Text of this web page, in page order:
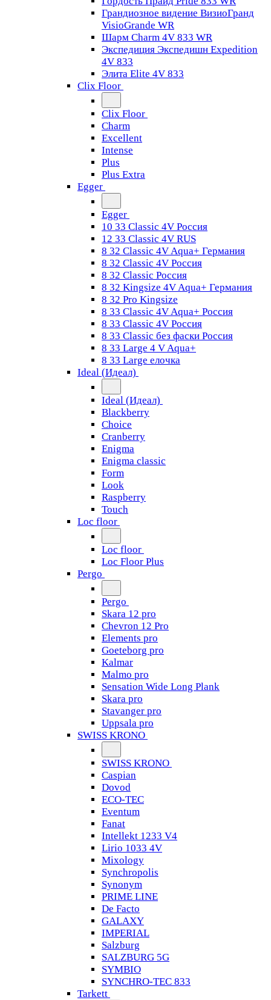
Грандиозное видение ВизиоГранд
VisioGrande WR
Шарм Charm 4V 833 WR
Экспедиция Экспедишн Expedition
4V 833
Элита Elite 4V 833
Clix Floor
Clix Floor
Charm
Excellent
Intense
Plus
Plus Extra
Egger
Egger
10 33 Classic 4V Россия
12 33 Classic 4V RUS
8 32 Classic 4V Aqua+ Германия
8 32 Classic 4V Россия
8 32 Classic Россия
8 32 Kingsize 4V Aqua+ Германия
8 32 Pro Kingsize
8 33 Classic 4V Aqua+ Россия
8 33 Classic 4V Россия
8 33 Classic без фаски Россия
8 33 Large 4 V Aqua+
8 33 Large елочка
Ideal (Идеал)
Ideal (Идеал)
Blackberry
Choice
Cranberry
Enigma
Enigma classic
Form
Look
Raspberry
Touch
Loc floor
Loc floor
Loc Floor Plus
Pergo
Pergo
Skara 12 pro
Chevron 12 Pro
Elements pro
Goeteborg pro
Kalmar
Malmo pro
Sensation Wide Long Plank
Skara pro
Stavanger pro
Uppsala pro
SWISS KRONO
SWISS KRONO
Caspian
Dovod
ECO-TEC
Eventum
Fanat
Intellekt 1233 V4
Lirio 1033 4V
Mixology
Synchropolis
Synonym
PRIME LINE
De Facto
GALAXY
IMPERIAL
Salzburg
SALZBURG 5G
SYMBIO
SYNCHRO-TEC 833
Tarkett